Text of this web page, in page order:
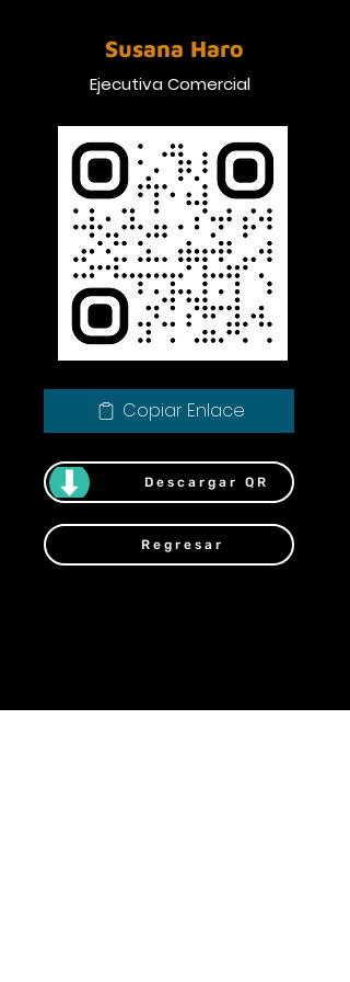
Susana Haro
Ejecutiva Comercial
Copiar Enlace
Descargar QR
Regresar